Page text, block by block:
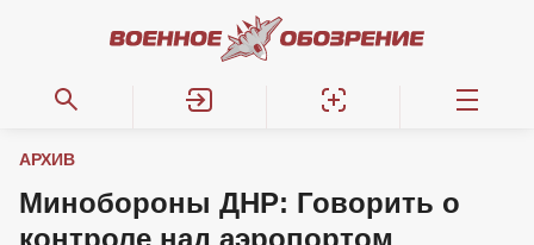
АРХИВ
Минобороны ДНР: Говорить о
контроле над аэропортом